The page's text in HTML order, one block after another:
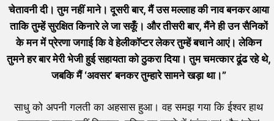
चेतावनी दी। तुम नहीं माने। दूसरी बार,मैं उस मल्लाह की नाव बनकर आया
ताकि तुम्हें सुरक्षित किनारे ले जा सकूँ। और तीसरी बार,मैंने ही उन सैनिकों
के मन में प्रेरणा जगाई कि वे हेलीकॉप्टर लेकर तुम्हें बचाने आएं। लेकिन
तुमने हर बार मेरी भेजी हुई सहायता को ठुकरा दिया। तुम चमत्कार ढूंढ रहे थे,
जबकि मैं ‘अवसर’बनकर तुम्हारे सामने खड़ा था।”
साधु को अपनी गलती का अहसास हुआ। वह समझ गया कि ईश्वर हाथ